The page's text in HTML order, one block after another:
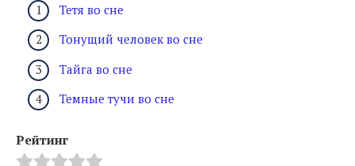
Тетя во сне
Тонущий человек во сне
Тайга во сне
Темные тучи во сне
Рейтинг